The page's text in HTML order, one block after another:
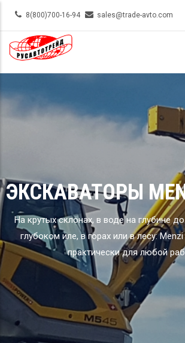
Skip
main
content
8(800)700-16-94 sales@trade-avto.com
ЭКСКАВАТОРЫ
На крутых склонах, в воде на глубине
глубоком иле, в горах или в лесу:
практически для любой